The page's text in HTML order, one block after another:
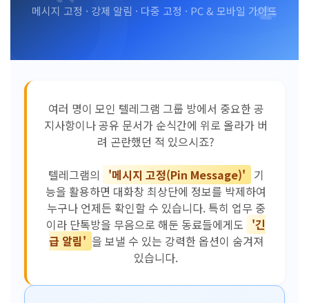
메시지 고정 · 강제 알림 · 다중 고정 · PC & 모바일 가이드
여러 명이 모인 텔레그램 그룹 방에서 중요한 공
지사항이나 공유 문서가 순식간에 위로 올라가 버
려 곤란했던 적 있으시죠?
텔레그램의
'메시지 고정(Pin Message)' 기
능을 활용하면 대화창 최상단에 정보를 박제하여
누구나 언제든 확인할 수 있습니다. 특히 업무 중
이라 단톡방을 무음으로 해둔 동료들에게도 '긴
급 알림' 을 보낼 수 있는 강력한 옵션이 숨겨져
있습니다.